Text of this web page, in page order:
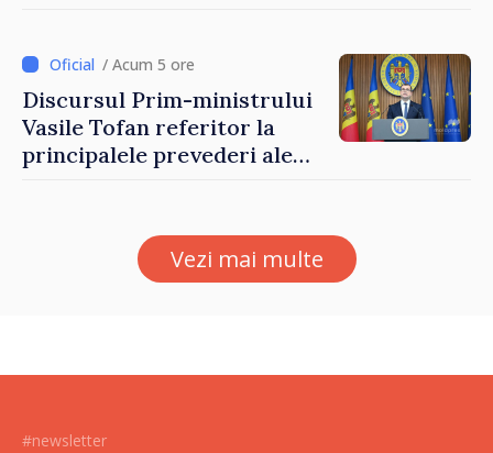
/ Acum 5 ore
Discursul Prim-ministrului
Vasile Tofan referitor la
principalele prevederi ale
Vezi mai multe
#newsletter